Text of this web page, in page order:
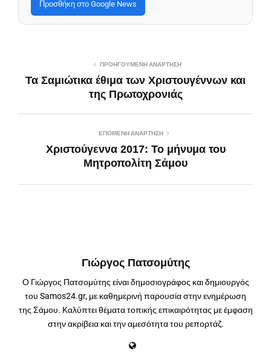
Προσθήκη στο Google News
ΠΡΟΗΓΟΎΜΕΝΗ ΑΝΆΡΤΗΣΗ
Τα Σαμιώτικα έθιμα των Χριστουγέννων και
της Πρωτοχρονιάς
ΕΠΌΜΕΝΗ ΑΝΆΡΤΗΣΗ
Χριστούγεννα 2017: Το μήνυμα του
Μητροπολίτη Σάμου
Γιώργος Πατσομύτης
Ο Γιώργος Πατσομύτης είναι δημοσιογράφος και δημιουργός
του Samos24.gr, με καθημερινή παρουσία στην ενημέρωση
της Σάμου. Καλύπτει θέματα τοπικής επικαιρότητας με έμφαση
στην ακρίβεια και την αμεσότητα του ρεπορτάζ.